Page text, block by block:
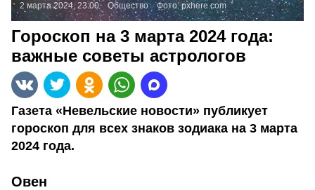
2 марта 2024, 23:00 Общество Фото:pxhere.com
Гороскоп на 3 марта 2024 года:
важные советы астрологов
Газета «Невельские новости» публикует
гороскоп для всех знаков зодиака на 3 марта
2024 года.
Овен